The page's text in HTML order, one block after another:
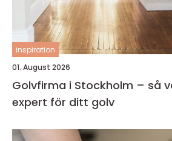
inspiration
01. August 2026
Golvfirma i Stockholm – så
expert för ditt golv